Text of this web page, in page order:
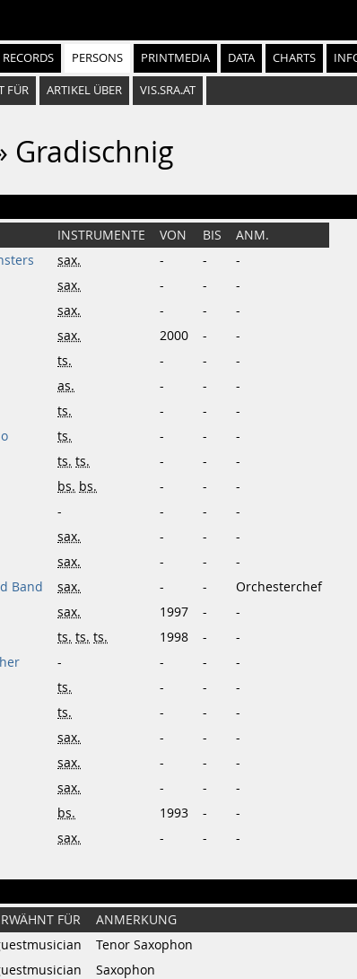
RECORDS PERSONS PRINTMEDIA DATA CHARTS
FÜR ARTIKEL ÜBER VIS.SRA.AT
Gradischnig
INSTRUMENTE VON BIS
ANM.
sax. - -
-
sax. - -
-
sax. - -
-
sax. 2000 -
-
ts. - -
-
as. - -
-
ts. - -
-
ts. - -
-
ts. ts. - -
-
bs. bs. - -
-
- - -
-
sax. - -
-
sax. - -
-
Band
sax. - -
Orchesterchef
sax. 1997 -
-
ts. ts. ts. 1998 -
-
- - -
-
ts. - -
-
ts. - -
-
sax. - -
-
sax. - -
-
sax. - -
-
bs. 1993 -
-
sax. - - -
FÜR ANMERKUNG
Tenor Saxophon
Saxophon